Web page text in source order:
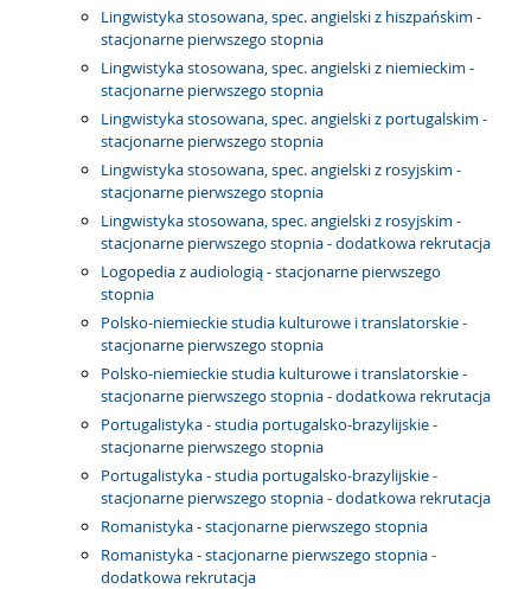
Lingwistyka stosowana, spec. angielski z hiszpańskim -
stacjonarne pierwszego stopnia
Lingwistyka stosowana, spec. angielski z niemieckim -
stacjonarne pierwszego stopnia
Lingwistyka stosowana, spec. angielski z portugalskim -
stacjonarne pierwszego stopnia
Lingwistyka stosowana, spec. angielski z rosyjskim -
stacjonarne pierwszego stopnia
Lingwistyka stosowana, spec. angielski z rosyjskim -
stacjonarne pierwszego stopnia - dodatkowa rekrutacja
Logopedia z audiologią - stacjonarne pierwszego
stopnia
Polsko-niemieckie studia kulturowe i translatorskie -
stacjonarne pierwszego stopnia
Polsko-niemieckie studia kulturowe i translatorskie -
stacjonarne pierwszego stopnia - dodatkowa rekrutacja
Portugalistyka - studia portugalsko-brazylijskie -
stacjonarne pierwszego stopnia
Portugalistyka - studia portugalsko-brazylijskie -
stacjonarne pierwszego stopnia - dodatkowa rekrutacja
Romanistyka - stacjonarne pierwszego stopnia
Romanistyka - stacjonarne pierwszego stopnia -
dodatkowa rekrutacja